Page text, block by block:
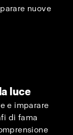
nuove
luce
e imparare
di fama